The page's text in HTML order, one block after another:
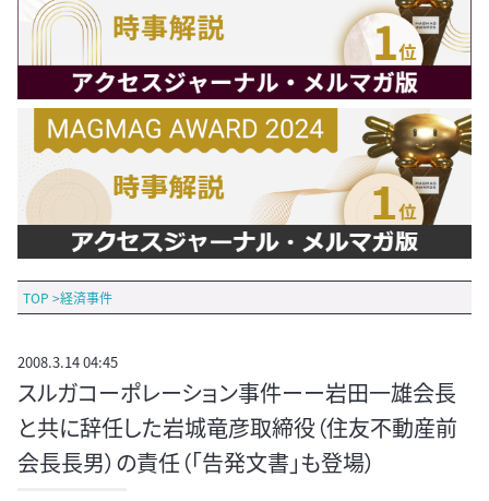
TOP >経済事件
2008.3.14 04:45
スルガコーポレーション事件ーー岩田一雄会長
と共に辞任した岩城竜彦取締役（住友不動産前
会長長男）の責任（「告発文書」も登場）